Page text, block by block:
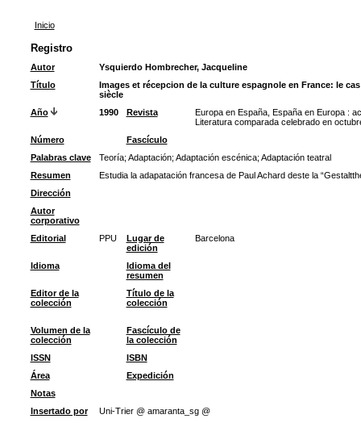
Inicio
Registro
Autor
Ysquierdo Hombrecher, Jacqueline
Título
Images et récepcion de la culture espagnole en France: le
siècle
Año
1990 Revista
Europa en España, España en Europa :
Literatura comparada celebrado en
Número
Fascículo
Palabras clave
Teoría; Adaptación; Adaptación escénica; Adaptación teatral
Resumen
Estudia la adapatación francesa de Paul Achard deste la
Dirección
Autor
corporativo
Editorial
PPU
Lugar de
edición
Barcelona
Idioma
Idioma del
resumen
Editor de la
colección
Título de la
colección
Volumen de la
colección
Fascículo de
la colección
ISSN
ISBN
Área
Expedición
Notas
Insertado por
Uni-Trier @ amaranta_sg @